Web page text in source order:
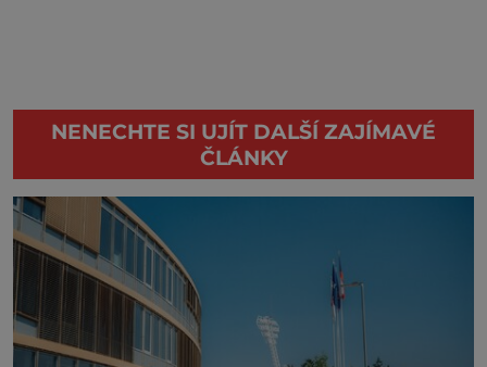
NENECHTE SI UJÍT DALŠÍ ZAJÍMAVÉ
ČLÁNKY